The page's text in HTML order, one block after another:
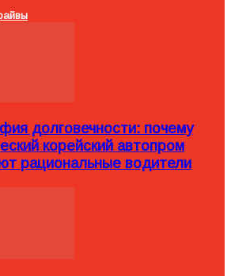
долговечности: почему
корейский автопром
рациональные водители